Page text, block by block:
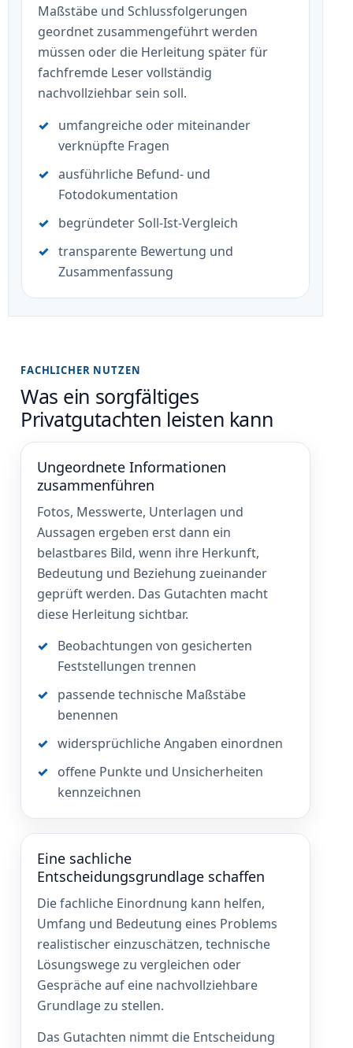
Maßstäbe und Schlussfolgerungen
geordnet zusammengeführt werden
müssen oder die Herleitung später für
fachfremde Leser vollständig
nachvollziehbar sein soll.
umfangreiche oder miteinander
verknüpfte Fragen
ausführliche Befund- und
Fotodokumentation
begründeter Soll-Ist-Vergleich
transparente Bewertung und
Zusammenfassung
FACHLICHER NUTZEN
Was ein sorgfältiges
Privatgutachten leisten kann
Ungeordnete Informationen
zusammenführen
Fotos, Messwerte, Unterlagen und
Aussagen ergeben erst dann ein
belastbares Bild, wenn ihre Herkunft,
Bedeutung und Beziehung zueinander
geprüft werden. Das Gutachten macht
diese Herleitung sichtbar.
Beobachtungen von gesicherten
Feststellungen trennen
passende technische Maßstäbe
benennen
widersprüchliche Angaben einordnen
offene Punkte und Unsicherheiten
kennzeichnen
Eine sachliche
Entscheidungsgrundlage schaffen
Die fachliche Einordnung kann helfen,
Umfang und Bedeutung eines Problems
realistischer einzuschätzen, technische
Lösungswege zu vergleichen oder
Gespräche auf eine nachvollziehbare
Grundlage zu stellen.
Das Gutachten nimmt die Entscheidung